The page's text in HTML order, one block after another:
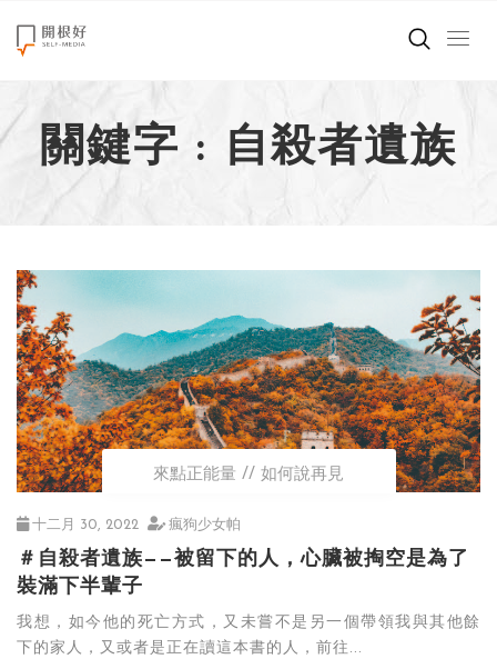
來點正能量
世界在想什麼
創造美好生活
職場商業經濟
影片專區
關於我們
關鍵字 : 自殺者遺族
來點正能量 如何說再見
十二月 30, 2022 瘋狗少女帕
＃自殺者遺族——被留下的人，心臟被掏空是為了
裝滿下半輩子
我想，如今他的死亡方式，又未嘗不是另一個帶領我與其他餘
下的家人，又或者是正在讀這本書的人，前往...